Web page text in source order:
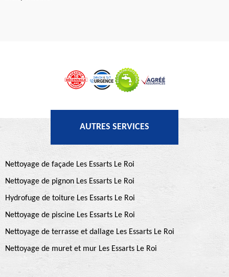
AUTRES SERVICES
Nettoyage de façade Les Essarts Le Roi
Nettoyage de pignon Les Essarts Le Roi
Hydrofuge de toiture Les Essarts Le Roi
Nettoyage de piscine Les Essarts Le Roi
Nettoyage de terrasse et dallage Les Essarts Le Roi
Nettoyage de muret et mur Les Essarts Le Roi